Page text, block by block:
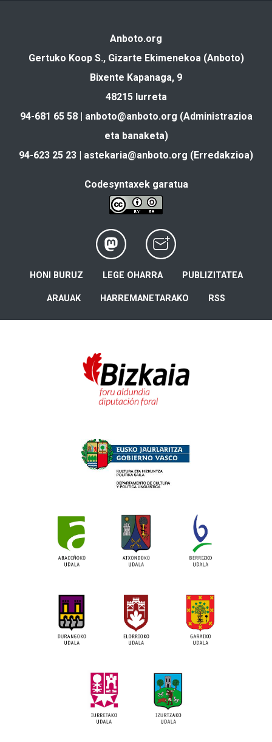
Anboto.org
Gertuko Koop S., Gizarte Ekimenekoa (Anboto)
Bixente Kapanaga, 9
48215 Iurreta
94-681 65 58 | anboto@anboto.org (Administrazioa
eta banaketa)
94-623 25 23 | astekaria@anboto.org (Erredakzioa)
Codesyntaxek garatua
HONI BURUZ LEGE OHARRA PUBLIZITATEA
ARAUAK HARREMANETARAKO RSS